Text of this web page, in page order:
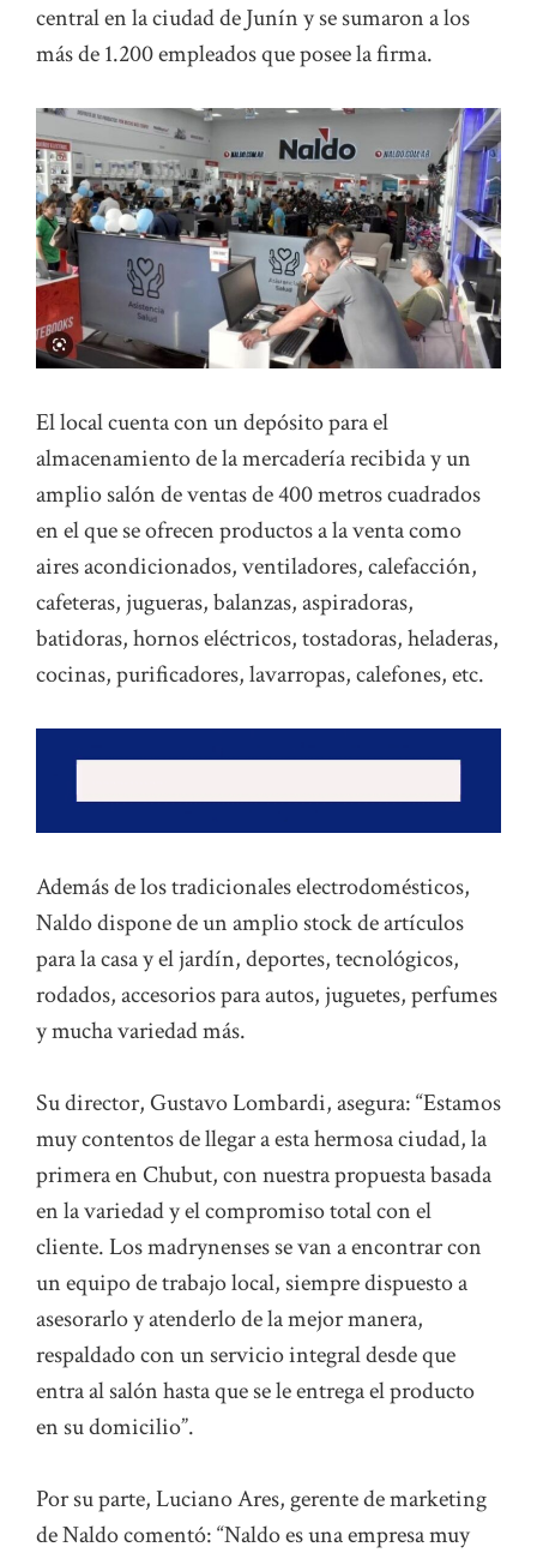
central en la ciudad de Junín y se sumaron a los
más de 1.200 empleados que posee la firma.
El local cuenta con un depósito para el
almacenamiento de la mercadería recibida y un
amplio salón de ventas de 400 metros cuadrados
en el que se ofrecen productos a la venta como
aires acondicionados, ventiladores, calefacción,
cafeteras, jugueras, balanzas, aspiradoras,
batidoras, hornos eléctricos, tostadoras, heladeras,
cocinas, purificadores, lavarropas, calefones, etc.
Además de los tradicionales electrodomésticos,
Naldo dispone de un amplio stock de artículos
para la casa y el jardín, deportes, tecnológicos,
rodados, accesorios para autos, juguetes, perfumes
y mucha variedad más.
Su director, Gustavo Lombardi, asegura: “Estamos
muy contentos de llegar a esta hermosa ciudad, la
primera en Chubut, con nuestra propuesta basada
en la variedad y el compromiso total con el
cliente. Los madrynenses se van a encontrar con
un equipo de trabajo local, siempre dispuesto a
asesorarlo y atenderlo de la mejor manera,
respaldado con un servicio integral desde que
entra al salón hasta que se le entrega el producto
en su domicilio”.
Por su parte, Luciano Ares, gerente de marketing
de Naldo comentó: “Naldo es una empresa muy